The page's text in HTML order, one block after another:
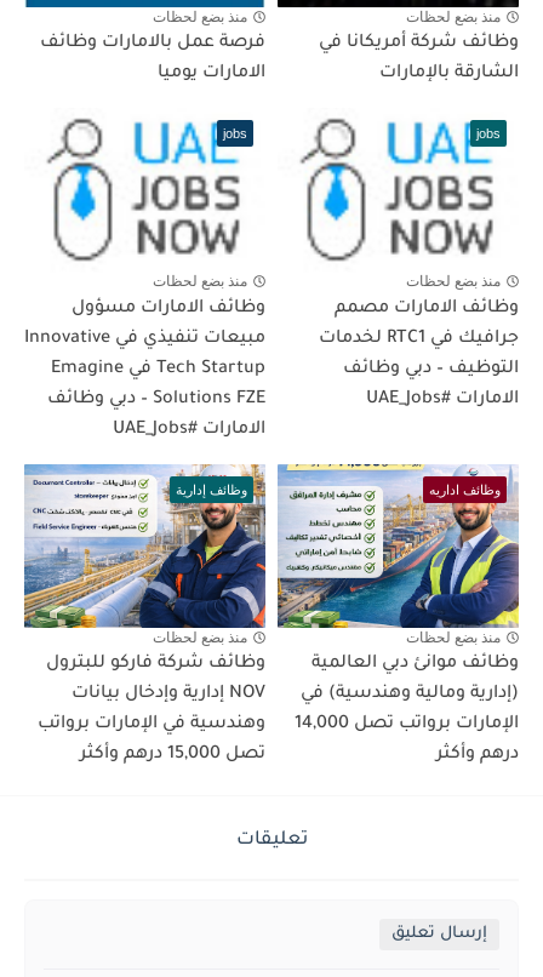
منذ بضع لحظات
وظائف شركة أمريكانا في
الشارقة بالإمارات
منذ بضع لحظات
فرصة عمل بالامارات وظائف
الامارات يوميا
jobs
منذ بضع لحظات
وظائف الامارات مصمم
جرافيك في RTC1 لخدمات
التوظيف – دبي وظائف
الامارات #UAE_Jobs
jobs
منذ بضع لحظات
وظائف الامارات مسؤول
مبيعات تنفيذي في Innovative
Tech Startup في Emagine
Solutions FZE – دبي وظائف
الامارات #UAE_Jobs
وظائف اداريه
منذ بضع لحظات
وظائف موانئ دبي العالمية
(إدارية ومالية وهندسية) في
الإمارات برواتب تصل 14,000
درهم وأكثر
وظائف إدارية
منذ بضع لحظات
وظائف شركة فاركو للبترول
NOV إدارية وإدخال بيانات
وهندسية في الإمارات برواتب
تصل 15,000 درهم وأكثر
تعليقات
إرسال تعليق